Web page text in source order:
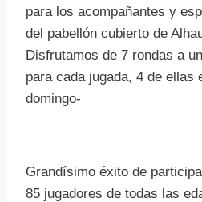
para los acompañantes y
del pabellón cubierto de
Disfrutamos de 7 rondas a
para cada jugada, 4 de ellas
domingo-
Grandísimo éxito de
85 jugadores de todas las